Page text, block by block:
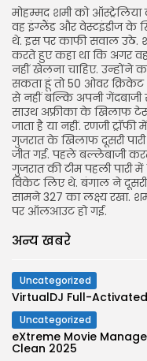
LATEST REVIEWS
CTA Title
CTA Content
FOLLOW US
JOIN OUR COMMUNITY
मोहम्मद शमी को
वह इंग्लैंड और वेस्टइंडीज के
थे. इस पर काफी सवाल उठे.
करते हुए कहा था कि अगर
नहीं खेलना चाहिए. उन्होंने
सकता हूं तो 50 ओवर
से नहीं बल्कि अपनी गेंदबाजी
साउथ अफ्रीका के खिलाफ
जाता है या नहीं. रणजी
गुजरात के खिलाफ दूसरी
जीत गई. पहले बल्लेबाजी
गुजरात की टीम पहली पारी
विकेट लिए थे. बंगाल ने
सामने 327 का लक्ष्य रखा.
पर ऑलआउट हो गई.
अन्य खबरे
Uncategorized
VirtualDJ Full-
Uncategorized
eXtreme Movie
Clean 2025